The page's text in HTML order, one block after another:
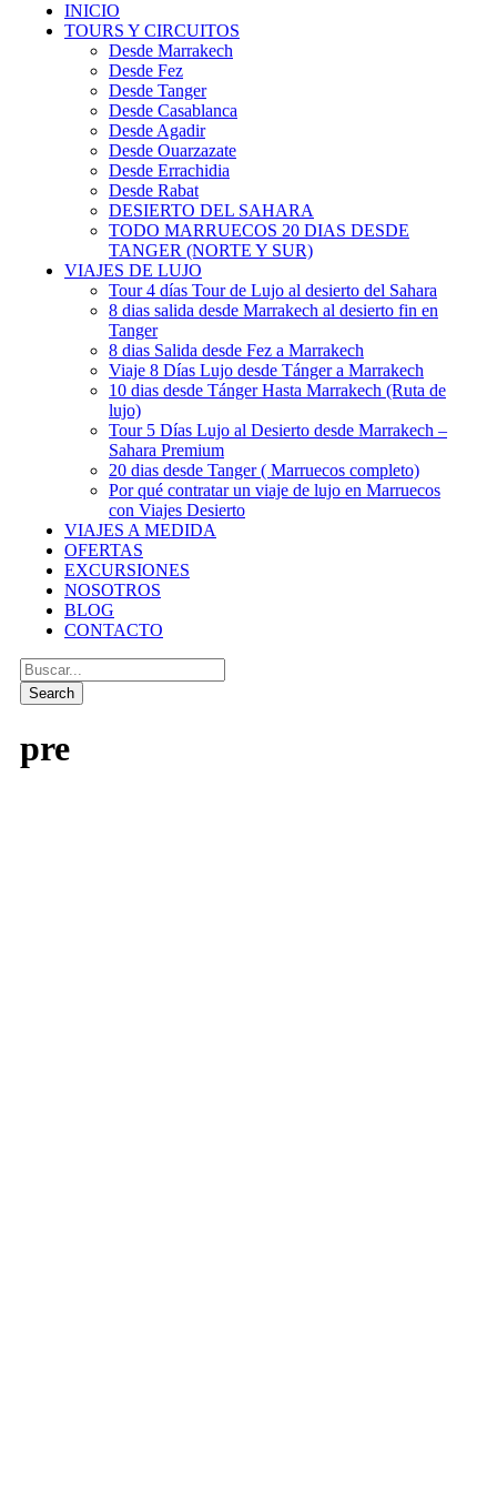
INICIO
TOURS Y CIRCUITOS
Desde Marrakech
Desde Fez
Desde Tanger
Desde Casablanca
Desde Agadir
Desde Ouarzazate
Desde Errachidia
Desde Rabat
DESIERTO DEL SAHARA
TODO MARRUECOS 20 DIAS DESDE
TANGER (NORTE Y SUR)
VIAJES DE LUJO
Tour 4 días Tour de Lujo al desierto del Sahara
8 dias salida desde Marrakech al desierto fin en
Tanger
8 dias Salida desde Fez a Marrakech
Viaje 8 Días Lujo desde Tánger a Marrakech
10 dias desde Tánger Hasta Marrakech (Ruta de
lujo)
Tour 5 Días Lujo al Desierto desde Marrakech –
Sahara Premium
20 dias desde Tanger ( Marruecos completo)
Por qué contratar un viaje de lujo en Marruecos
con Viajes Desierto
VIAJES A MEDIDA
OFERTAS
EXCURSIONES
NOSOTROS
BLOG
CONTACTO
pre